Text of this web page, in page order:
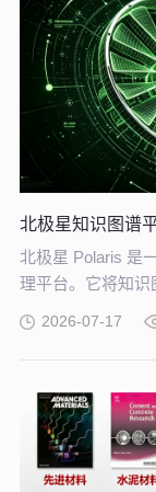
北极星知识图谱
北极星 Polaris 是
理平台。它将知
的知识网络。
2026-07-17